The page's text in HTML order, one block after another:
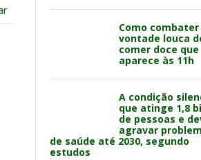
Como combater
vontade louca
comer doce que
aparece às 11h
A condição
que atinge 1,8
de pessoas e
agravar
de saúde até 2030, segundo
estudos